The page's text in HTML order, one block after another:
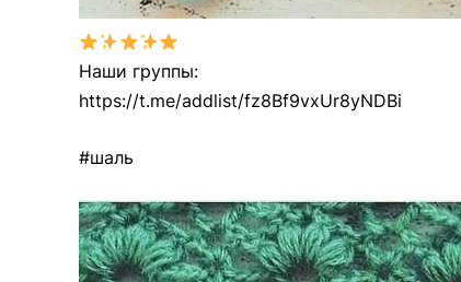
Наши группы:
https://t.me/addlist/fz8Bf9vxUr8yNDBi
#шаль